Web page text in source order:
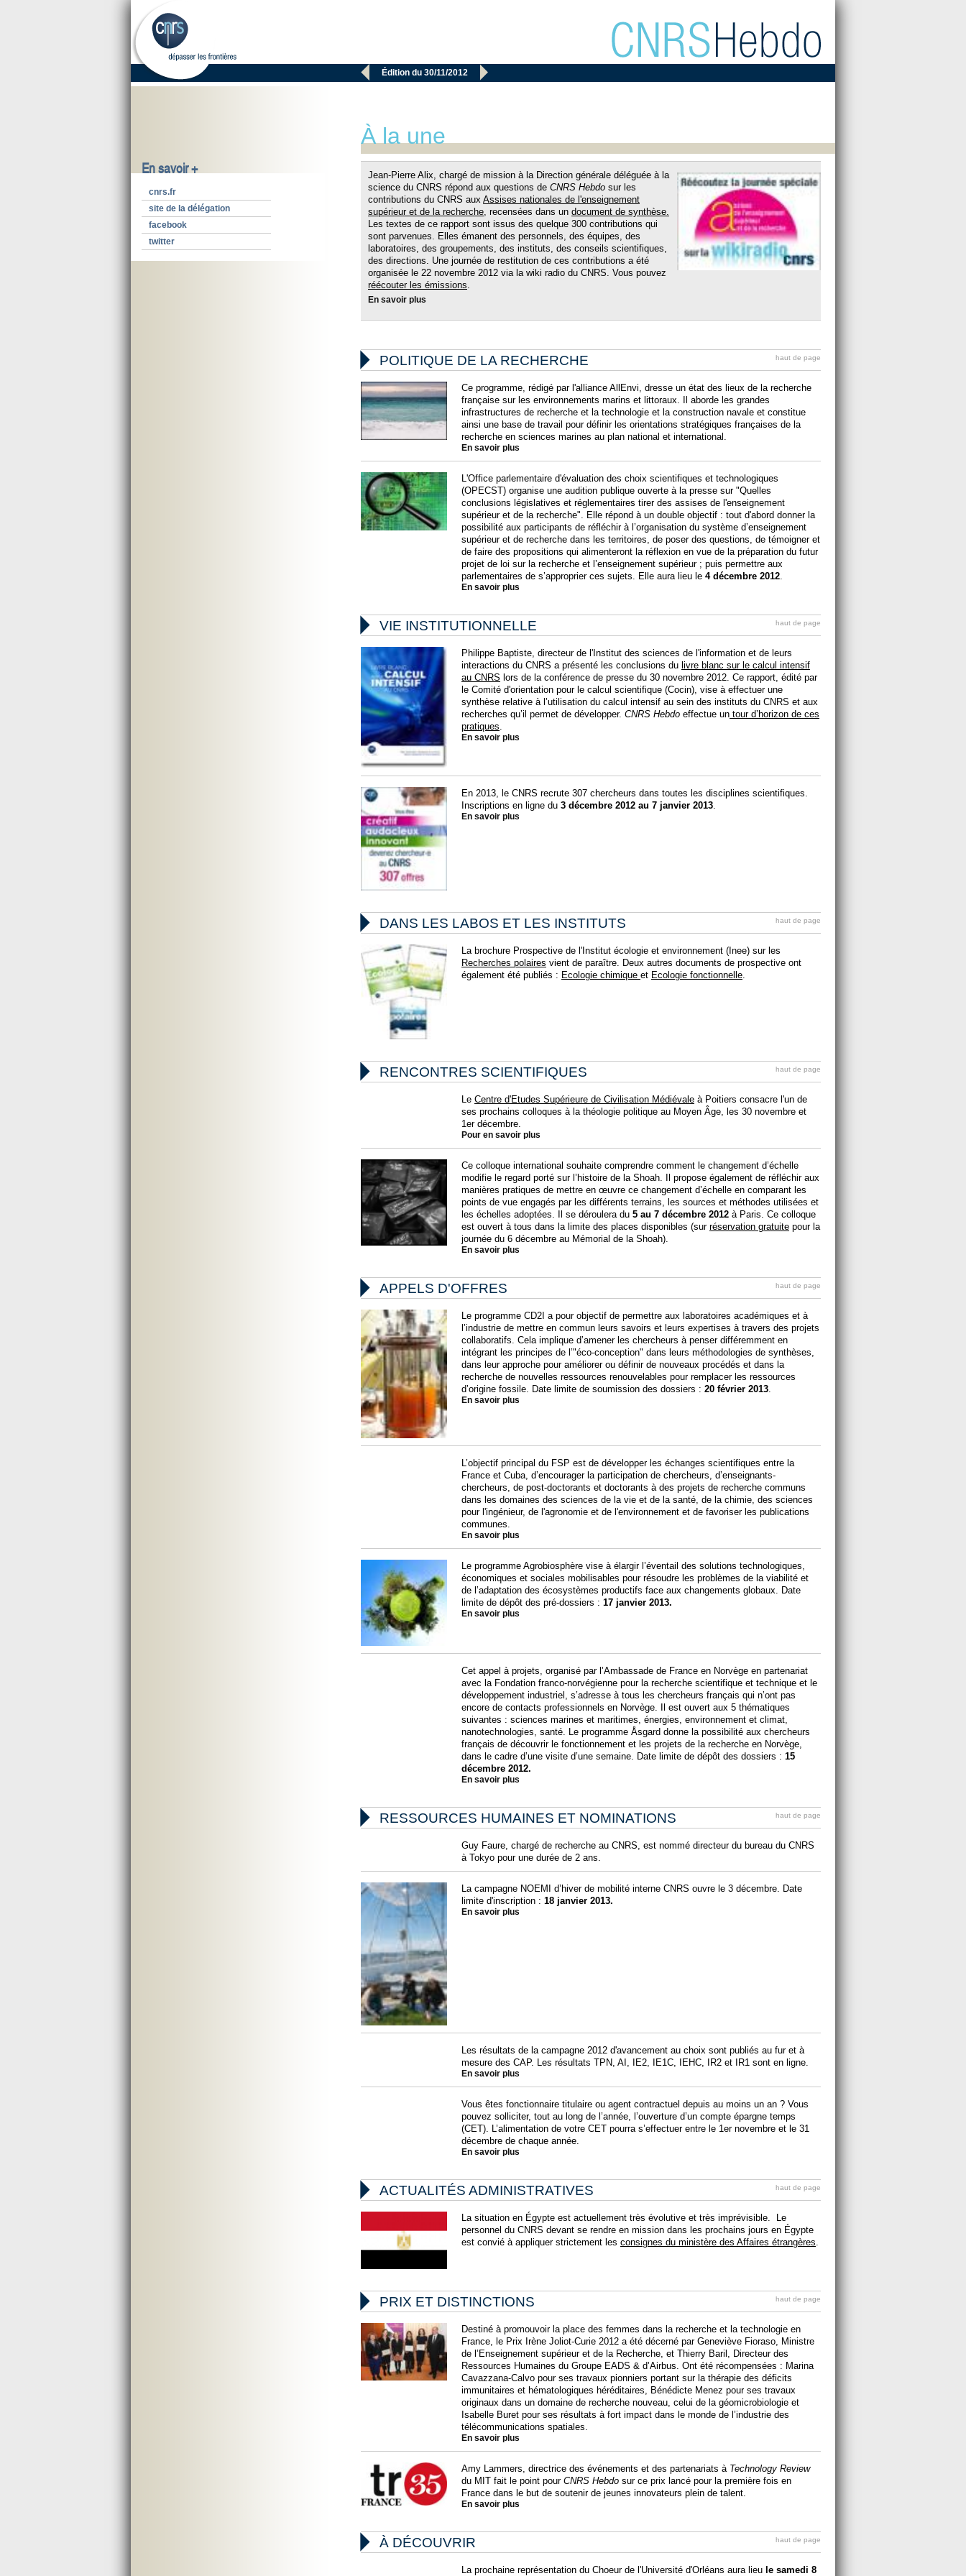
 Édition du 30/11/2012 
En savoir +
cnrs.fr
site de la délégation
facebook
twitter
À la une
Jean-Pierre Alix, chargé de mission à la Direction générale déléguée à la
science du CNRS répond aux questions de CNRS Hebdo sur les
contributions du CNRS aux Assises nationales de l'enseignement
supérieur et de la recherche, recensées dans un document de synthèse.
Les textes de ce rapport sont issus des quelque 300 contributions qui
sont parvenues. Elles émanent des personnels, des équipes, des
laboratoires, des groupements, des instituts, des conseils scientifiques,
des directions. Une journée de restitution de ces contributions a été
organisée le 22 novembre 2012 via la wiki radio du CNRS. Vous pouvez
réécouter les émissions.
En savoir plus
 POLITIQUE DE LA RECHERCHE haut de page
Ce programme, rédigé par l'alliance AllEnvi, dresse un état des lieux de la recherche
française sur les environnements marins et littoraux. Il aborde les grandes
infrastructures de recherche et la technologie et la construction navale et constitue
ainsi une base de travail pour définir les orientations stratégiques françaises de la
recherche en sciences marines au plan national et international.
En savoir plus
L'Office parlementaire d'évaluation des choix scientifiques et technologiques
(OPECST) organise une audition publique ouverte à la presse sur "Quelles
conclusions législatives et réglementaires tirer des assises de l'enseignement
supérieur et de la recherche". Elle répond à un double objectif : tout d'abord donner la
possibilité aux participants de réfléchir à l’organisation du système d’enseignement
supérieur et de recherche dans les territoires, de poser des questions, de témoigner et
de faire des propositions qui alimenteront la réflexion en vue de la préparation du futur
projet de loi sur la recherche et l’enseignement supérieur ; puis permettre aux
parlementaires de s’approprier ces sujets. Elle aura lieu le 4 décembre 2012.
En savoir plus
 VIE INSTITUTIONNELLE haut de page
Philippe Baptiste, directeur de l'Institut des sciences de l'information et de leurs
interactions du CNRS a présenté les conclusions du livre blanc sur le calcul intensif
au CNRS lors de la conférence de presse du 30 novembre 2012. Ce rapport, édité par
le Comité d'orientation pour le calcul scientifique (Cocin), vise à effectuer une
synthèse relative à l’utilisation du calcul intensif au sein des instituts du CNRS et aux
recherches qu’il permet de développer. CNRS Hebdo effectue un tour d’horizon de ces
pratiques.
En savoir plus
En 2013, le CNRS recrute 307 chercheurs dans toutes les disciplines scientifiques.
Inscriptions en ligne du 3 décembre 2012 au 7 janvier 2013
En savoir plus
 DANS LES LABOS ET LES INSTITUTS haut de page
La brochure Prospective de l'Institut écologie et environnement (Inee) sur les
Recherches polaires vient de paraître. Deux autres documents de prospective ont
également été publiés : Ecologie chimique et Ecologie fonctionnelle
 RENCONTRES SCIENTIFIQUES haut de page
Le Centre d'Etudes Supérieure de Civilisation Médiévale à Poitiers consacre l'un de
ses prochains colloques à la théologie politique au Moyen Âge, les 30 novembre et
1er décembre.
Pour en savoir plus
Ce colloque international souhaite comprendre comment le changement d’échelle
modifie le regard porté sur l’histoire de la Shoah. Il propose également de réfléchir aux
manières pratiques de mettre en œuvre ce changement d’échelle en comparant les
points de vue engagés par les différents terrains, les sources et méthodes utilisées et
les échelles adoptées. Il se déroulera du 5 au 7 décembre 2012 à Paris. Ce colloque
est ouvert à tous dans la limite des places disponibles (sur réservation gratuite pour la
journée du 6 décembre au Mémorial de la Shoah).
En savoir plus
 APPELS D'OFFRES haut de page
Le programme CD2I a pour objectif de permettre aux laboratoires académiques et à
l’industrie de mettre en commun leurs savoirs et leurs expertises à travers des projets
collaboratifs. Cela implique d’amener les chercheurs à penser différemment en
intégrant les principes de l’"éco-conception" dans leurs méthodologies de synthèses,
dans leur approche pour améliorer ou définir de nouveaux procédés et dans la
recherche de nouvelles ressources renouvelables pour remplacer les ressources
d’origine fossile. Date limite de soumission des dossiers : 20 février 2013.
En savoir plus
L’objectif principal du FSP est de développer les échanges scientifiques entre la
France et Cuba, d’encourager la participation de chercheurs, d’enseignants-
chercheurs, de post-doctorants et doctorants à des projets de recherche communs
dans les domaines des sciences de la vie et de la santé, de la chimie, des sciences
pour l'ingénieur, de l'agronomie et de l'environnement et de favoriser les publications
communes.
En savoir plus
Le programme Agrobiosphère vise à élargir l’éventail des solutions technologiques,
économiques et sociales mobilisables pour résoudre les problèmes de la viabilité et
de l’adaptation des écosystèmes productifs face aux changements globaux. Date
limite de dépôt des pré-dossiers : 17 janvier 2013.
En savoir plus
Cet appel à projets, organisé par l’Ambassade de France en Norvège en partenariat
avec la Fondation franco-norvégienne pour la recherche scientifique et technique et le
développement industriel, s’adresse à tous les chercheurs français qui n’ont pas
encore de contacts professionnels en Norvège. Il est ouvert aux 5 thématiques
suivantes : sciences marines et maritimes, énergies, environnement et climat,
nanotechnologies, santé. Le programme Åsgard donne la possibilité aux chercheurs
français de découvrir le fonctionnement et les projets de la recherche en Norvège,
dans le cadre d’une visite d’une semaine. Date limite de dépôt des dossiers : 15
décembre 2012.
En savoir plus
 RESSOURCES HUMAINES ET NOMINATIONS haut de page
Guy Faure, chargé de recherche au CNRS, est nommé directeur du bureau du CNRS
à Tokyo pour une durée de 2 ans.
La campagne NOEMI d’hiver de mobilité interne CNRS ouvre le 3 décembre. Date
limite d'inscription : 18 janvier 2013.
En savoir plus
Les résultats de la campagne 2012 d'avancement au choix sont publiés au fur et à
mesure des CAP. Les résultats TPN, AI, IE2, IE1C, IEHC, IR2 et IR1 sont en ligne.
En savoir plus
Vous êtes fonctionnaire titulaire ou agent contractuel depuis au moins un an ? Vous
pouvez solliciter, tout au long de l’année, l’ouverture d’un compte épargne temps
(CET). L’alimentation de votre CET pourra s’effectuer entre le 1er novembre et le 31
décembre de chaque année.
En savoir plus
 ACTUALITÉS ADMINISTRATIVES haut de page
La situation en Égypte est actuellement très évolutive et très imprévisible. Le
personnel du CNRS devant se rendre en mission dans les prochains jours en Égypte
est convié à appliquer strictement les consignes du ministère des Affaires étrangères.
 PRIX ET DISTINCTIONS haut de page
Destiné à promouvoir la place des femmes dans la recherche et la technologie en
France, le Prix Irène Joliot-Curie 2012 a été décerné par Geneviève Fioraso, Ministre
de l’Enseignement supérieur et de la Recherche, et Thierry Baril, Directeur des
Ressources Humaines du Groupe EADS & d’Airbus. Ont été récompensées : Marina
Cavazzana-Calvo pour ses travaux pionniers portant sur la thérapie des déficits
immunitaires et hématologiques héréditaires, Bénédicte Menez pour ses travaux
originaux dans un domaine de recherche nouveau, celui de la géomicrobiologie et
Isabelle Buret pour ses résultats à fort impact dans le monde de l’industrie des
télécommunications spatiales.
En savoir plus
Amy Lammers, directrice des événements et des partenariats à Technology Review
du MIT fait le point pour CNRS Hebdo sur ce prix lancé pour la première fois en
France dans le but de soutenir de jeunes innovateurs plein de talent.
En savoir plus
 À DÉCOUVRIR haut de page
La prochaine représentation du Choeur de l'Université d'Orléans aura lieu le samedi 8